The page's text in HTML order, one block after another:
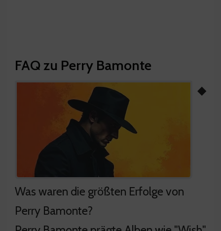
FAQ zu Perry Bamonte
◆
Was waren die größten Erfolge von
Perry Bamonte?